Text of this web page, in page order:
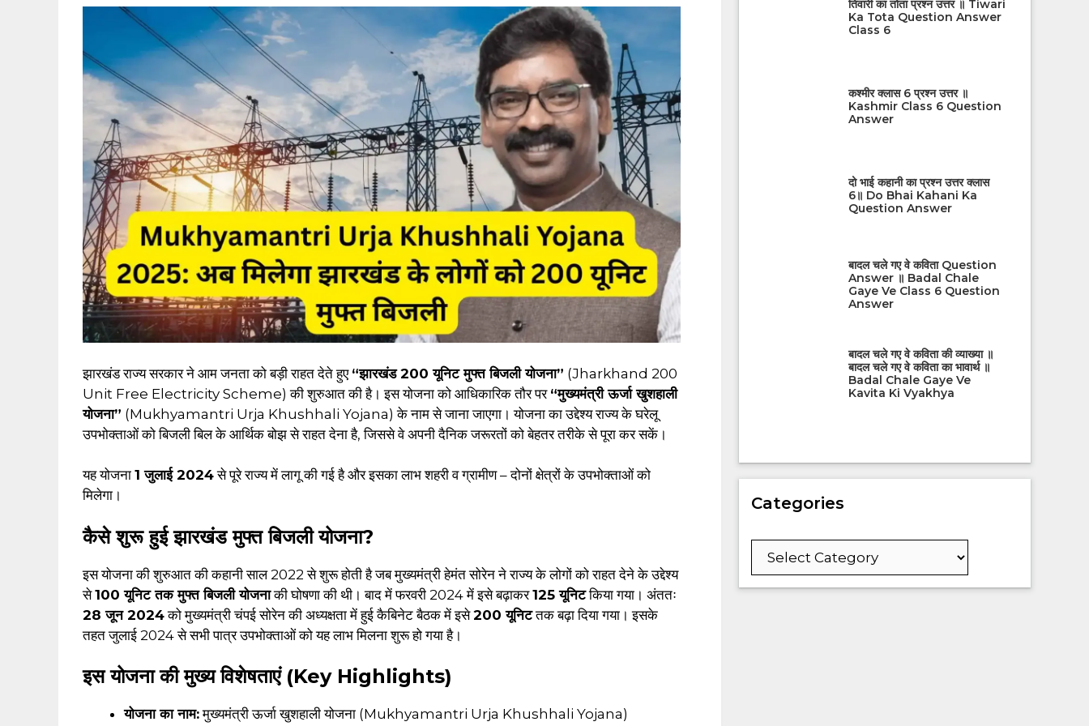
झारखंड राज्य सरकार ने आम जनता को बड़ी राहत देते हुए “झारखंड 200 यूनिट मुफ्त बिजली योजना” (Jharkhand 200
Unit Free Electricity Scheme) की शुरुआत की है। इस योजना को आधिकारिक तौर पर “मुख्यमंत्री ऊर्जा खुशहाली
योजना” (Mukhyamantri Urja Khushhali Yojana) के नाम से जाना जाएगा। योजना का उद्देश्य राज्य के घरेलू
उपभोक्ताओं को बिजली बिल के आर्थिक बोझ से राहत देना है, जिससे वे अपनी दैनिक जरूरतों को बेहतर तरीके से पूरा कर सकें।
यह योजना 1 जुलाई 2024से पूरे राज्य में लागू की गई है और इसका लाभ शहरी व ग्रामीण – दोनों क्षेत्रों के उपभोक्ताओं को
मिलेगा।
कैसे शुरू हुई झारखंड मुफ्त बिजली योजना?
इस योजना की शुरुआत की कहानी साल 2022 से शुरू होती है जब मुख्यमंत्री हेमंत सोरेन ने राज्य के लोगों को राहत देने के उद्देश्य
से100 यूनिट तक मुफ्त बिजली योजनाकी घोषणा की थी। बाद में फरवरी 2024 में इसे बढ़ाकर125 यूनिटकिया गया। अंततः
28 जून 2024को मुख्यमंत्री चंपई सोरेन की अध्यक्षता में हुई कैबिनेट बैठक में इसे200 यूनिटतक बढ़ा दिया गया। इसके
तहत जुलाई 2024 से सभी पात्र उपभोक्ताओं को यह लाभ मिलना शुरू हो गया है।
इस योजना की मुख्य विशेषताएं (Key Highlights)
योजना का नाम:मुख्यमंत्री ऊर्जा खुशहाली योजना (Mukhyamantri Urja Khushhali Yojana)
तिवारी का तोता प्रश्न उत्तर ॥ Tiwari
Ka Tota Question Answer
Class 6
कश्मीर क्लास 6 प्रश्न उत्तर ॥
Kashmir Class 6 Question
Answer
दो भाई कहानी का प्रश्न उत्तर क्लास
6॥ Do Bhai Kahani Ka
Question Answer
बादल चले गए वे कविता Question
Answer ॥ Badal Chale
Gaye Ve Class 6 Question
Answer
बादल चले गए वे कविता की व्याख्या ॥
बादल चले गए वे कविता का भावार्थ ॥
Badal Chale Gaye Ve
Kavita Ki Vyakhya
Categories
Categories